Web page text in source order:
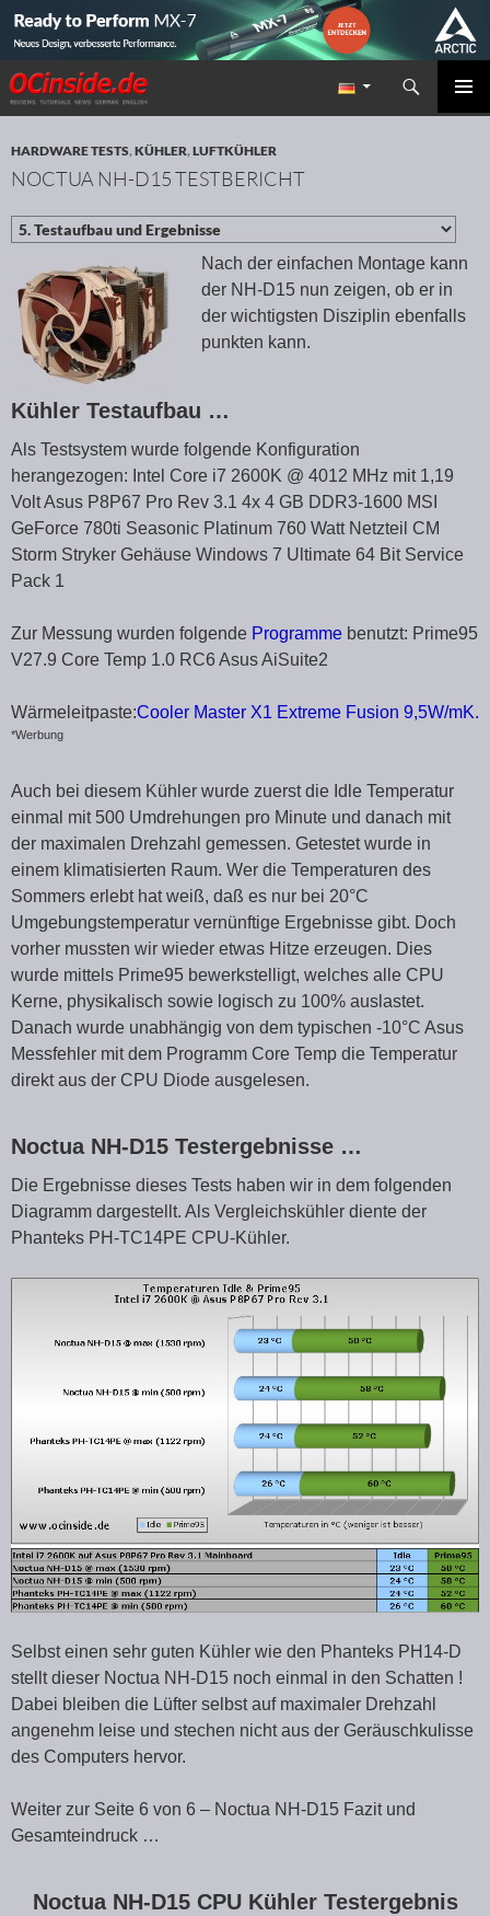
Redaktion ocinside.de PC Hardware Portal
Suchen
ZUM INHALT SPRINGEN
HARDWARE TESTS,KÜHLER,LUFTKÜHLER
NOCTUA NH-D15 TESTBERICHT
Nach der einfachen Montage kann
der NH-D15 nun zeigen, ob er in
der wichtigsten Disziplin ebenfalls
punkten kann.
Kühler Testaufbau …
Als Testsystem wurde folgende Konfiguration
herangezogen: Intel Core i7 2600K @ 4012 MHz mit 1,19
Volt Asus P8P67 Pro Rev 3.1 4x 4 GB DDR3-1600 MSI
GeForce 780ti Seasonic Platinum 760 Watt Netzteil CM
Storm Stryker Gehäuse Windows 7 Ultimate 64 Bit Service
Pack 1
Zur Messung wurden folgende Programme benutzt: Prime95
V27.9 Core Temp 1.0 RC6 Asus AiSuite2
Wärmeleitpaste:Cooler Master X1 Extreme Fusion 9,5W/mK.
*Werbung
Auch bei diesem Kühler wurde zuerst die Idle Temperatur
einmal mit 500 Umdrehungen pro Minute und danach mit
der maximalen Drehzahl gemessen. Getestet wurde in
einem klimatisierten Raum. Wer die Temperaturen des
Sommers erlebt hat weiß, daß es nur bei 20°C
Umgebungstemperatur vernünftige Ergebnisse gibt. Doch
vorher mussten wir wieder etwas Hitze erzeugen. Dies
wurde mittels Prime95 bewerkstelligt, welches alle CPU
Kerne, physikalisch sowie logisch zu 100% auslastet.
Danach wurde unabhängig von dem typischen -10°C Asus
Messfehler mit dem Programm Core Temp die Temperatur
direkt aus der CPU Diode ausgelesen.
Noctua NH-D15 Testergebnisse …
Die Ergebnisse dieses Tests haben wir in dem folgenden
Diagramm dargestellt. Als Vergleichskühler diente der
Phanteks PH-TC14PE CPU-Kühler.
Selbst einen sehr guten Kühler wie den Phanteks PH14-D
stellt dieser Noctua NH-D15 noch einmal in den Schatten !
Dabei bleiben die Lüfter selbst auf maximaler Drehzahl
angenehm leise und stechen nicht aus der Geräuschkulisse
des Computers hervor.
Weiter zur Seite 6 von 6 – Noctua NH-D15 Fazit und
Gesamteindruck …
Noctua NH-D15 CPU Kühler Testergebnis